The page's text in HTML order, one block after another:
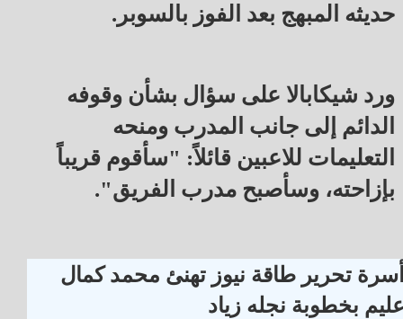
حديثه المبهج بعد الفوز بالسوبر.
ورد شيكابالا على سؤال بشأن وقوفه
الدائم إلى جانب المدرب ومنحه
التعليمات للاعبين قائلاً: "سأقوم قريباً
بإزاحته، وسأصبح مدرب الفريق".
أسرة تحرير طاقة نيوز تهنئ محمد كمال
بخطوبة نجله زياد